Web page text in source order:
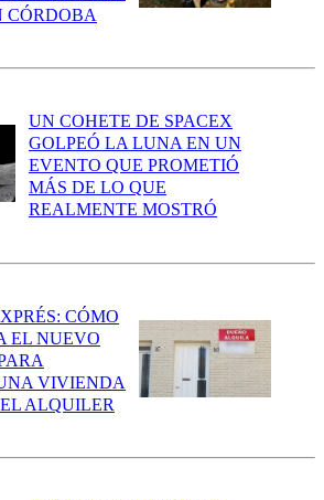
CÓRDOBA
UN COHETE DE SPACEX
GOLPEÓ LA LUNA EN UN
EVENTO QUE PROMETIÓ
MÁS DE LO QUE
REALMENTE MOSTRÓ
CÓMO
EL NUEVO
VIVIENDA
ALQUILER